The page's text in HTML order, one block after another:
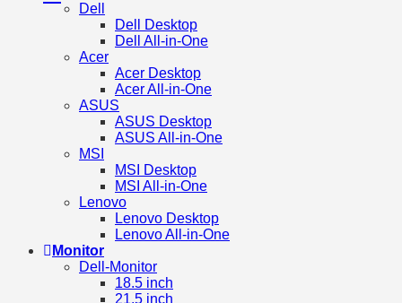
Dell
Dell Desktop
Dell All-in-One
Acer
Acer Desktop
Acer All-in-One
ASUS
ASUS Desktop
ASUS All-in-One
MSI
MSI Desktop
MSI All-in-One
Lenovo
Lenovo Desktop
Lenovo All-in-One
Monitor
Dell-Monitor
18.5 inch
21.5 inch